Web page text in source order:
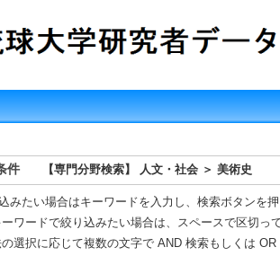
件 【専門分野検索】 人文・社会 ＞ 美術史
みたい場合はキーワードを入力し、検索ボタンを
ワードで絞り込みたい場合は、スペースで区切っ
選択に応じて複数の文字で AND 検索もしくは